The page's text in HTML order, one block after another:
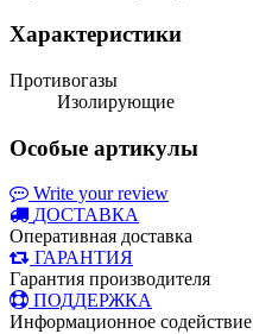
Характеристики
Противогазы
Изолирующие
Особые артикулы
Write your review
ДОСТАВКА
Оперативная доставка
ГАРАНТИЯ
Гарантия производителя
ПОДДЕРЖКА
Информационное содействие